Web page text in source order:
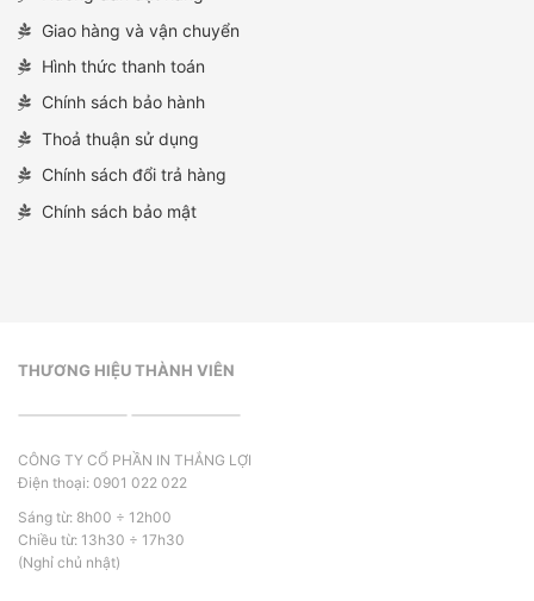
Giao hàng và vận chuyển
Hình thức thanh toán
Chính sách bảo hành
Thoả thuận sử dụng
Chính sách đổi trả hàng
Chính sách bảo mật
THƯƠNG HIỆU THÀNH VIÊN
CÔNG TY CỔ PHẦN IN THẮNG LỢI
Điện thoại: 0901 022 022
Sáng từ: 8h00 ÷ 12h00
Chiều từ: 13h30 ÷ 17h30
(Nghỉ chủ nhật)